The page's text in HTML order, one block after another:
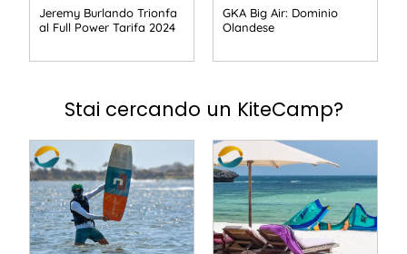
Jeremy Burlando Trionfa
al Full Power Tarifa 2024
GKA Big Air: Dominio
Olandese
Stai cercando un KiteCamp?